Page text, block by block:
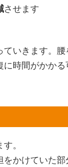
させます
いきます。腰
時間がかか
。
かけていた部